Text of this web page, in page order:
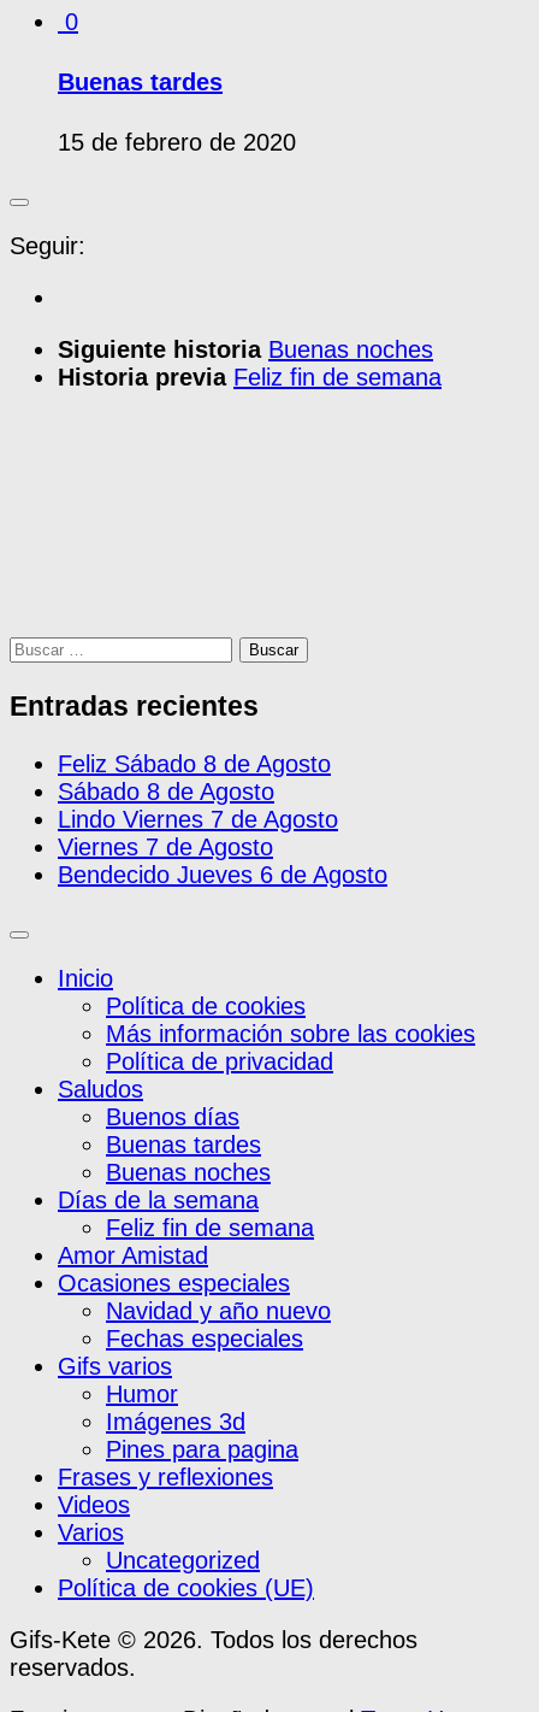
0
Buenas tardes
15 de febrero de 2020
Seguir:
Siguiente historia Buenas noches
Historia previa Feliz fin de semana
Buscar:
Entradas recientes
Feliz Sábado 8 de Agosto
Sábado 8 de Agosto
Lindo Viernes 7 de Agosto
Viernes 7 de Agosto
Bendecido Jueves 6 de Agosto
Inicio
Política de cookies
Más información sobre las cookies
Política de privacidad
Saludos
Buenos días
Buenas tardes
Buenas noches
Días de la semana
Feliz fin de semana
Amor Amistad
Ocasiones especiales
Navidad y año nuevo
Fechas especiales
Gifs varios
Humor
Imágenes 3d
Pines para pagina
Frases y reflexiones
Videos
Varios
Uncategorized
Política de cookies (UE)
Gifs-Kete © 2026. Todos los derechos
reservados.